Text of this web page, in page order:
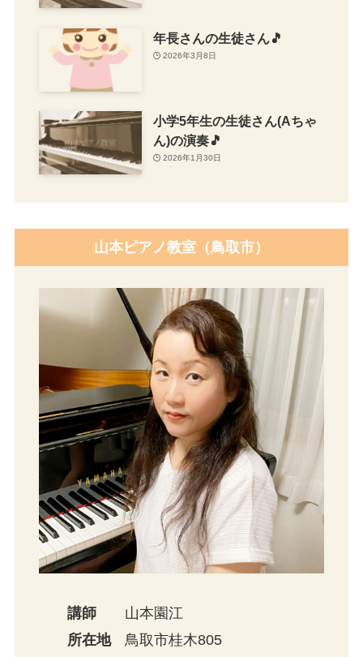
年長さんの生徒さん🎵
2026年3月8日
小学5年生の生徒さん(Aちゃ
ん)の演奏🎵
2026年1月30日
山本ピアノ教室（鳥取市）
講師
山本園江
所在地
鳥取市桂木805